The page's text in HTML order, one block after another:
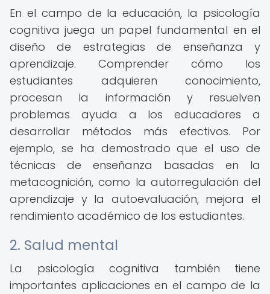
En el campo de la educación, la psicología
cognitiva juega un papel fundamental en el
diseño de estrategias de enseñanza y
aprendizaje. Comprender cómo los
estudiantes adquieren conocimiento,
procesan la información y resuelven
problemas ayuda a los educadores a
desarrollar métodos más efectivos. Por
ejemplo, se ha demostrado que el uso de
técnicas de enseñanza basadas en la
metacognición, como la autorregulación del
aprendizaje y la autoevaluación, mejora el
rendimiento académico de los estudiantes.
2. Salud mental
La psicología cognitiva también tiene
importantes aplicaciones en el campo de la